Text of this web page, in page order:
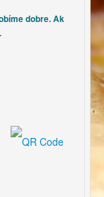
dobre. Ak